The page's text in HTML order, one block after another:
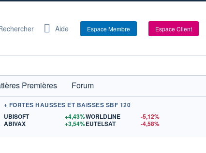
Aide Espace Membre Espace Client
Premières
Forum
+ FORTES HAUSSES ET BAISSES SBF 120
UBISOFT
+4,43%
ABIVAX
+3,54%
WORLDLINE
-5,12%
EUTELSAT
-4,58%